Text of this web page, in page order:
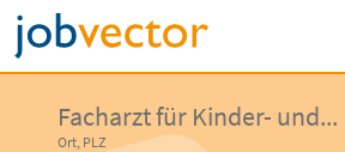
Facharzt für Kinder- und...
Ort, PLZ